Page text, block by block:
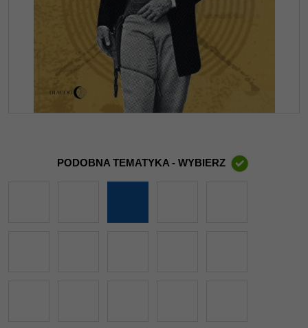
PODOBNA TEMATYKA - WYBIERZ